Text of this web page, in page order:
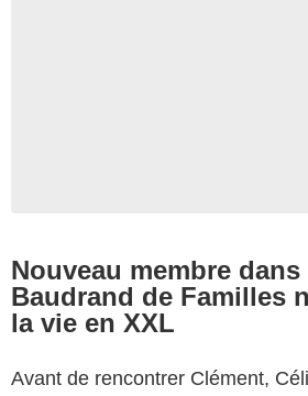
Nouveau membre
Baudrand de Familles
la vie en XXL
Avant de rencontrer Clément,